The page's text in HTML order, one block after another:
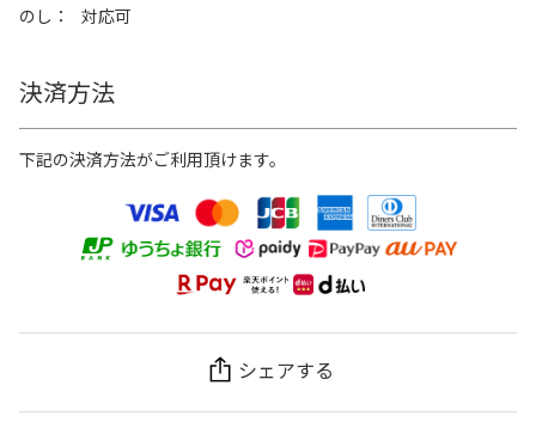
のし
対応可
決済方法
下記の決済方法がご利用頂けます。
シェアする